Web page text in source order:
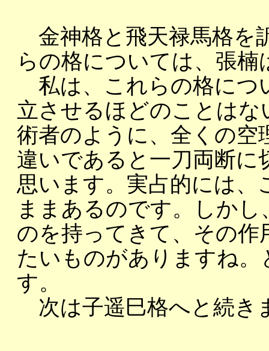
金神格と飛天禄馬格を
らの格については、張
私は、これらの格につ
立させるほどのことは
術者のように、全くの空
違いであると一刀両断
思います。実占的には
ままあるのです。しか
のを持ってきて、その
たいものがありますね
す。
次は子遥巳格へと続き